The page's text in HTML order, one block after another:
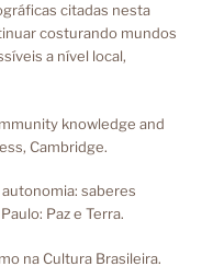
citadas nesta
costurando mundos
a nível local,
knowledge and
Cambridge.
saberes
Paz e Terra.
na Cultura Brasileira.